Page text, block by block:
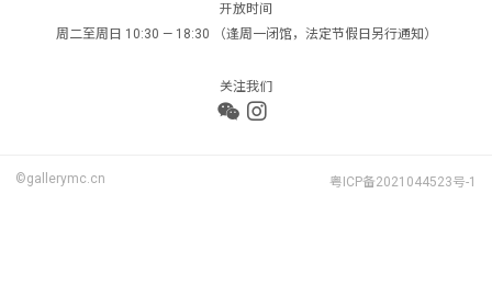
开放时间
周二至周日 10:30 — 18:30 （逢周一闭馆，法定节假日另行通知）
关注我们
©gallerymc.cn 粤ICP备2021044523号-1